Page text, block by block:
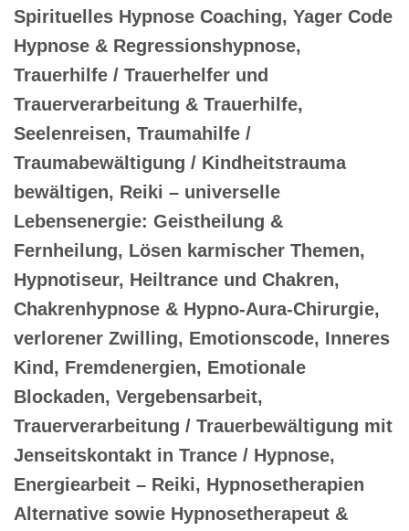
Spirituelles Hypnose Coaching, Yager Code
Hypnose & Regressionshypnose,
Trauerhilfe / Trauerhelfer und
Trauerverarbeitung & Trauerhilfe,
Seelenreisen, Traumahilfe /
Traumabewältigung / Kindheitstrauma
bewältigen, Reiki – universelle
Lebensenergie: Geistheilung &
Fernheilung, Lösen karmischer Themen,
Hypnotiseur, Heiltrance und Chakren,
Chakrenhypnose & Hypno-Aura-Chirurgie,
verlorener Zwilling, Emotionscode, Inneres
Kind, Fremdenergien, Emotionale
Blockaden, Vergebensarbeit,
Trauerverarbeitung / Trauerbewältigung mit
Jenseitskontakt in Trance / Hypnose,
Energiearbeit – Reiki, Hypnosetherapien
Alternative sowie Hypnosetherapeut &